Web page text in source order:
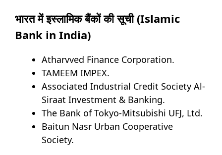
भारत में इस्लामिक बैंकों की सूची (Islamic
Bank in India)
Atharvved Finance Corporation.
TAMEEM IMPEX.
Associated Industrial Credit Society Al-
Siraat Investment & Banking.
The Bank of Tokyo-Mitsubishi UFJ, Ltd.
Baitun Nasr Urban Cooperative
Society.